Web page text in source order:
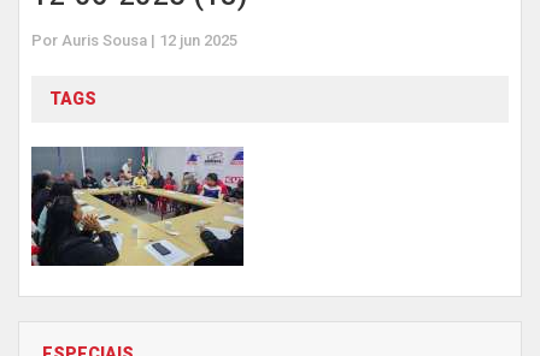
Por Auris Sousa | 12 jun 2025
TAGS